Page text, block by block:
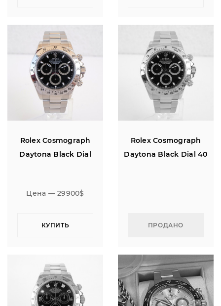
Rolex Cosmograph
Daytona Black Dial
Цена — 29900$
КУПИТЬ
Rolex Cosmograph
Daytona Black Dial 40
ПРОДАНО